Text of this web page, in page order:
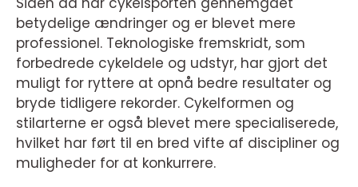
betydelige ændringer og er blevet mere
professionel. Teknologiske fremskridt, som
forbedrede cykeldele og udstyr, har gjort det
muligt for ryttere at opnå bedre resultater og
bryde tidligere rekorder. Cykelformen og
stilarterne er også blevet mere specialiserede,
hvilket har ført til en bred vifte af discipliner og
muligheder for at konkurrere.